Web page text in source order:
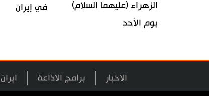
الزهراء (عليهما السلام)
يوم الأحد
في إيران
الاخبار برامج الاذاعة ايران